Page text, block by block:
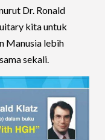
Dr. Ronald
kita untuk
Manusia lebih
sekali.